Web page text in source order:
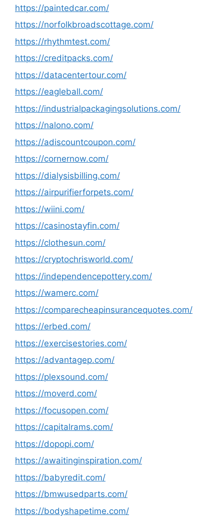
https://paintedcar.com/
https://norfolkbroadscottage.com/
https://rhythmtest.com/
https://creditpacks.com/
https://datacentertour.com/
https://eagleball.com/
https://industrialpackagingsolutions.com/
https://nalono.com/
https://adiscountcoupon.com/
https://cornernow.com/
https://dialysisbilling.com/
https://airpurifierforpets.com/
https://wiini.com/
https://casinostayfin.com/
https://clothesun.com/
https://cryptochrisworld.com/
https://independencepottery.com/
https://wamerc.com/
https://comparecheapinsurancequotes.com/
https://erbed.com/
https://exercisestories.com/
https://advantagep.com/
https://plexsound.com/
https://moverd.com/
https://focusopen.com/
https://capitalrams.com/
https://dopopi.com/
https://awaitinginspiration.com/
https://babyredit.com/
https://bmwusedparts.com/
https://bodyshapetime.com/